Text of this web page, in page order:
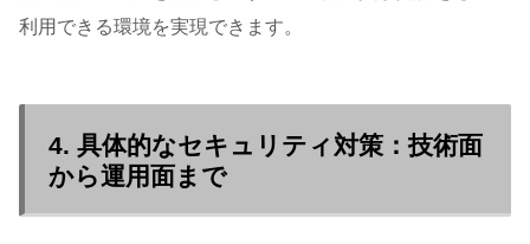
利用できる環境を実現できます。
4. 具体的なセキュリティ対策：技術面
から運用面まで